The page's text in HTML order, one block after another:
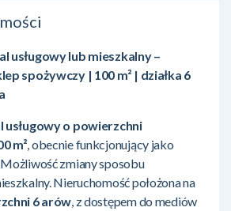
usługowy lub mieszkalny –
spożywczy | 100 m² | działka 6
usługowy o powierzchni
m², obecnie funkcjonujący jako
zmiany sposobu
Nieruchomość położona na
6 arów, z dostępem do mediów